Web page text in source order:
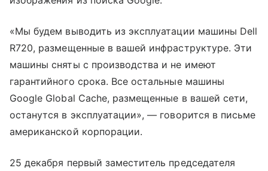
«Мы будем выводить из эксплуатации машины Dell
R720, размещенные в вашей инфраструктуре. Эти
машины сняты с производства и не имеют
гарантийного срока. Все остальные машины
Google Global Cache, размещенные в вашей сети,
останутся в эксплуатации», — говорится в письме
американской корпорации.
25 декабря первый заместитель председателя